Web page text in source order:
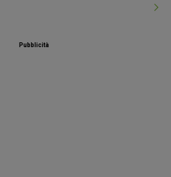
Pubblicità